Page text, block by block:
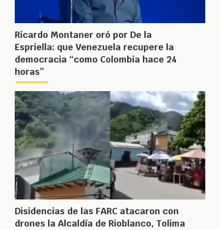
Ricardo Montaner oró por De la
Espriella: que Venezuela recupere la
democracia “como Colombia hace 24
horas”
Disidencias de las FARC atacaron con
drones la Alcaldía de Rioblanco, Tolima